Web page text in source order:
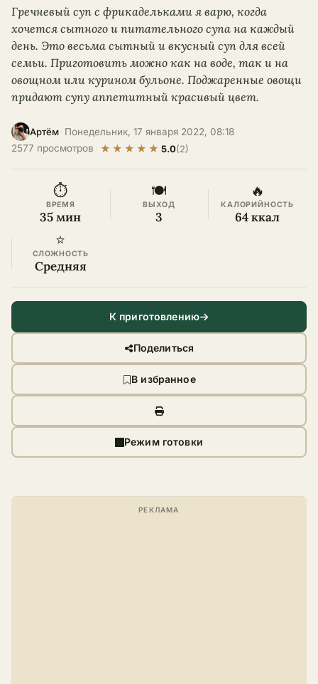
Гречневый суп с фрикадельками я варю, когда
хочется сытного и питательного супа на каждый
день. Это весьма сытный и вкусный суп для всей
семьи. Приготовить можно как на воде, так и на
овощном или курином бульоне. Поджаренные овощи
придают супу аппетитный красивый цвет.
Артём Понедельник, 17 января 2022, 08:18
2577 просмотров
★ ★ ★ ★ ★ 5.0(2)
⏱
ВРЕМЯ
35 мин
🍽
ВЫХОД
3
🔥
КАЛОРИЙНОСТЬ
64 ккал
⭐
СЛОЖНОСТЬ
Средняя
К приготовлению
Поделиться
В избранное
Режим готовки